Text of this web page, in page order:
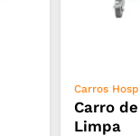
Carros
Carro
Limpa